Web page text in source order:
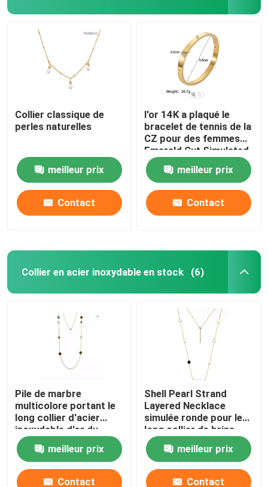
Collier classique de
perles naturelles
meilleur prix
Contact
l'or 14K a plaqué le
bracelet de tennis de la
CZ pour des femmes
Emerald Cut Simulated
Diamond Bangle
classiquemeilleur prix
Contact
Collier en acier inoxydable en stock (6)
Pile de marbre
multicolore portant le
long collier d'acier
inoxydable d'or du
collier 18K
meilleur prix
Contact
Shell Pearl Strand
Layered Necklace
simulée ronde pour le
long collier de brins
multiples savoureux
meilleur prix
Contact